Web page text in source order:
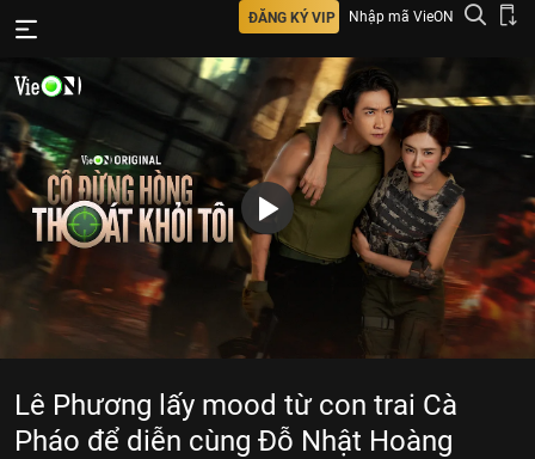
ĐĂNG KÝ VIP Nhập mã VieON
Lê Phương lấy mood từ con trai Cà
Pháo để diễn cùng Đỗ Nhật Hoàng